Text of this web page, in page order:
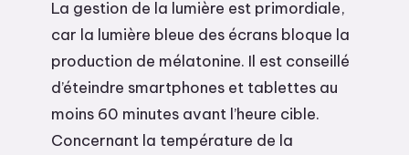
La gestion de la lumière est primordiale,
car la lumière bleue des écrans bloque la
production de mélatonine. Il est conseillé
d’éteindre smartphones et tablettes au
moins 60 minutes avant l’heure cible.
Concernant la température de la